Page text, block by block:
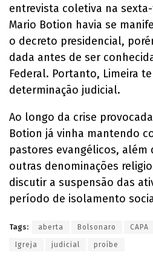
entrevista coletiva na
Mario Botion havia se
o decreto presidencial,
dada antes de ser
Federal. Portanto, Limeira
determinação judicial.
Ao longo da crise
Botion já vinha mantendo
pastores evangélicos, além
outras denominações
discutir a suspensão das
período de isolamento
Tags: aberta Bolsonaro CAPA
Igreja judicial proíbe